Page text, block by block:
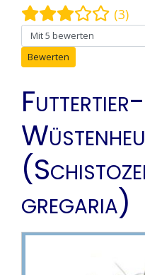
Bewertung:3/5 (3)
Bitte bewerten
gregaria)